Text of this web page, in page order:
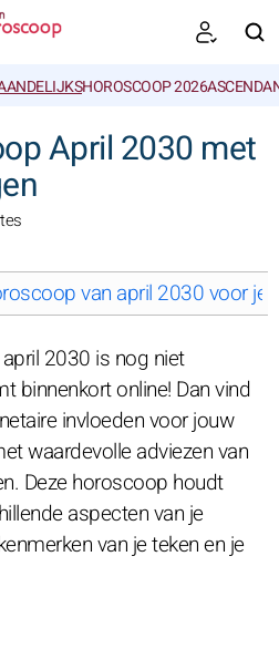
HOROSCOOP 2026
April 2030 met
van april 2030 voor je
2030 is nog niet
binnenkort online! Dan vind
invloeden voor jouw
waardevolle adviezen van
Deze horoscoop houdt
aspecten van je
van je teken en je